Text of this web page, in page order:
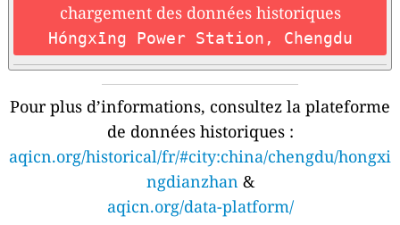
chargement des données historiques
Hóngxīng Power Station, Chengdu
Pour plus d’informations, consultez la plateforme
de données historiques :
aqicn.org/historical/fr/#city:china/chengdu/hongxi
ngdianzhan &
aqicn.org/data-platform/